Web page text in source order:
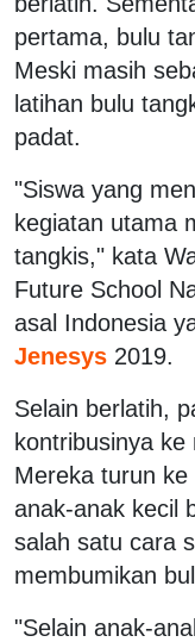
pertama, bulu
Meski masih
latihan bulu
padat.
"Siswa yang
kegiatan utama
tangkis," kata
Future School
asal Indonesia
Jenesys 2019.
Selain berlatih,
kontribusinya
Mereka turun
anak-anak kecil
salah satu cara
membumikan
"Selain anak-